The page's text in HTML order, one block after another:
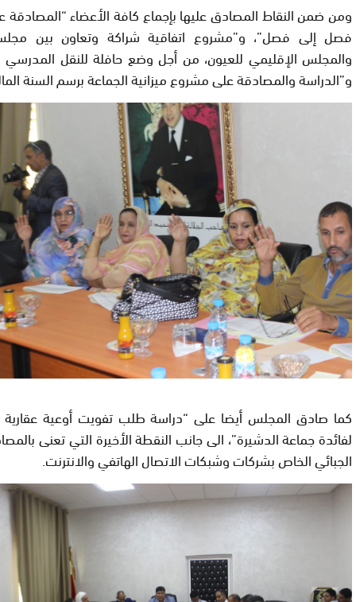
ومن ضمن النقاط المصادق عليها بإجماع كافة الأعضاء
فصل إلى فصل”، و”مشروع اتفاقية شراكة وتعاون بين
والمجلس الإقليمي للعيون، من أجل وضع حافلة للنقل المدرسي
و”الدراسة والمصادقة على مشروع ميزانية الجماعة برسم السنة المالية
كما صادق المجلس أيضا على “دراسة طلب تفويت أوعية عقارية
لفائدة جماعة الدشيرة”، الى جانب النقطة الأخيرة التي تعنى
الجبائي الخاص بشركات وشبكات الاتصال الهاتفي والانترنت.